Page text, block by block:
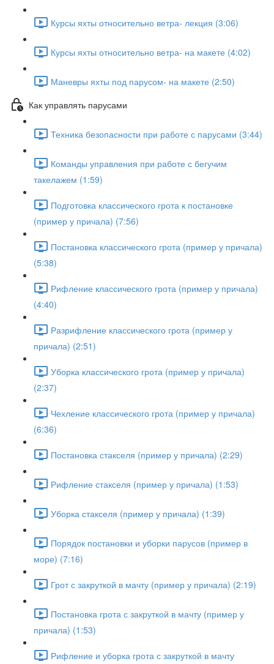
Курсы яхты относительно ветра- лекция (3:06)
Курсы яхты относительно ветра- на макете (4:02)
Маневры яхты под парусом- на макете (2:50)
Как управлять парусами
Техника безопасности при работе с парусами (3:44)
Команды управления при работе с бегучим
такелажем (1:59)
Подготовка классического грота к постановке
(пример у причала) (7:56)
Постановка классического грота (пример у причала)
(5:38)
Рифление классического грота (пример у причала)
(4:40)
Разрифление классического грота (пример у
причала) (2:51)
Уборка классического грота (пример у причала)
(2:37)
Чехление классического грота (пример у причала)
(6:36)
Постановка стакселя (пример у причала) (2:29)
Рифление стакселя (пример у причала) (1:53)
Уборка стакселя (пример у причала) (1:39)
Порядок постановки и уборки парусов (пример в
море) (7:16)
Грот с закруткой в мачту (пример у причала) (2:19)
Постановка грота с закруткой в мачту (пример у
причала) (1:53)
Рифление и уборка грота с закруткой в мачту